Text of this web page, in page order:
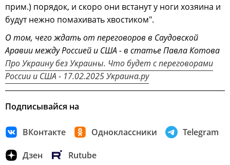
прим.) порядок, и скоро они встанут у ноги хозяина и
будут нежно помахивать хвостиком".
О том, чего ждать от переговоров в Саудовской
Аравии между Россией и США - в статье Павла Котова
Про Украину без Украины. Что будет с переговорами
России и США - 17.02.2025 Украина.ру
Подписывайся на
ВКонтакте Одноклассники Telegram
Дзен Rutube